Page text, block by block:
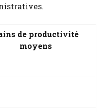
de productivité
moyens